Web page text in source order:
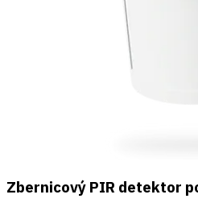
Zbernicový PIR detektor